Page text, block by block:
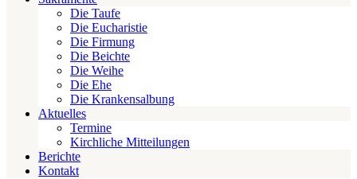
Die Taufe
Die Eucharistie
Die Firmung
Die Beichte
Die Weihe
Die Ehe
Die Krankensalbung
Aktuelles
Termine
Kirchliche Mitteilungen
Berichte
Kontakt